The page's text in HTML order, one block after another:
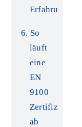
Erfahrung
So
läuft
eine
EN
9100
Zertifizierung
ab